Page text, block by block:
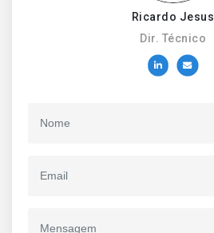
Ricardo Jesus
Dir. Técnico